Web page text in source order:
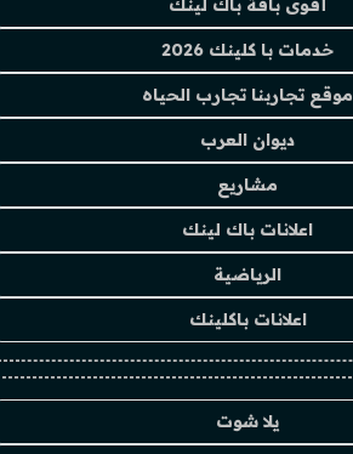
أقوى باقة باك لينك
خدمات با كلينك 2026
موقع تجاربنا تجارب الحياه
ديوان العرب
مشاريع
اعلانات باك لينك
الرياضية
اعلانات باكلينك
يلا شوت